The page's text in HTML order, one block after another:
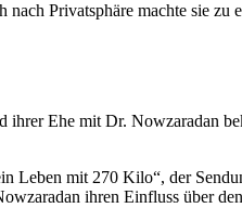
Privatsphäre machte sie
ihrer Ehe mit Dr. Nowzaradan
mit 270 Kilo“, der
ihren Einfluss über